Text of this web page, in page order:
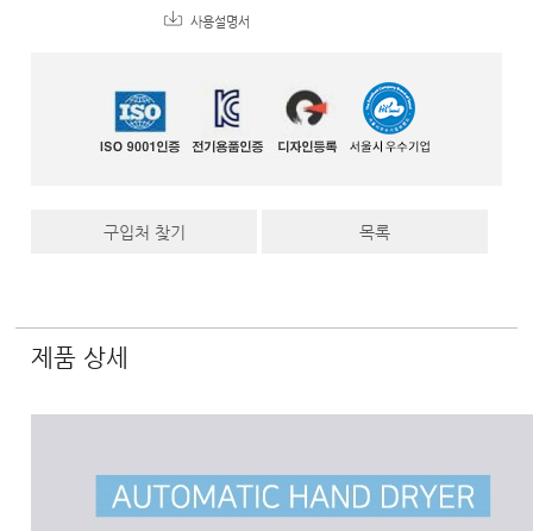
사용설명서
구입처 찾기 목록
제품 상세